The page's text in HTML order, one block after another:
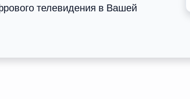
телевидения в Вашей